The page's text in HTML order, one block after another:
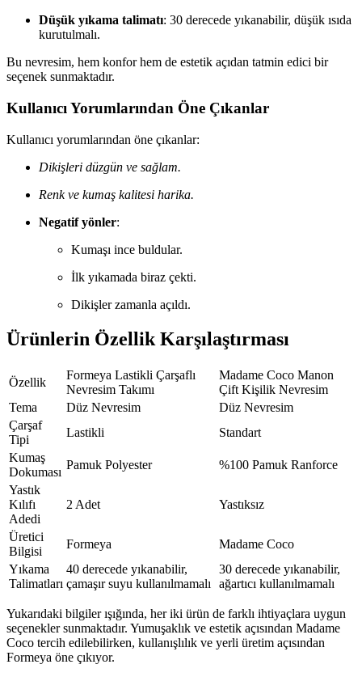
Düşük yıkama talimatı: 30 derecede yıkanabilir, düşük ısıda
kurutulmalı.
Bu nevresim, hem konfor hem de estetik açıdan tatmin edici bir
seçenek sunmaktadır.
Kullanıcı Yorumlarından Öne Çıkanlar
Kullanıcı yorumlarından öne çıkanlar:
Dikişleri düzgün ve sağlam.
Renk ve kumaş kalitesi harika.
Negatif yönler:
Kumaşı ince buldular.
İlk yıkamada biraz çekti.
Dikişler zamanla açıldı.
Ürünlerin Özellik Karşılaştırması
Özellik
Formeya Lastikli Çarşaflı
Nevresim Takımı
Madame Coco Manon
Çift Kişilik Nevresim
Tema
Düz Nevresim
Düz Nevresim
Çarşaf
Tipi
Lastikli
Standart
Kumaş
Dokuması
Pamuk Polyester
%100 Pamuk Ranforce
Yastık
Kılıfı
Adedi
2 Adet Yastıksız
Üretici
Bilgisi
Formeya
Madame Coco
Yıkama
Talimatları
40 derecede yıkanabilir,
çamaşır suyu kullanılmamalı
30 derecede yıkanabilir,
ağartıcı kullanılmamalı
Yukarıdaki bilgiler ışığında, her iki ürün de farklı ihtiyaçlara uygun
seçenekler sunmaktadır. Yumuşaklık ve estetik açısından Madame
Coco tercih edilebilirken, kullanışlılık ve yerli üretim açısından
Formeya öne çıkıyor.